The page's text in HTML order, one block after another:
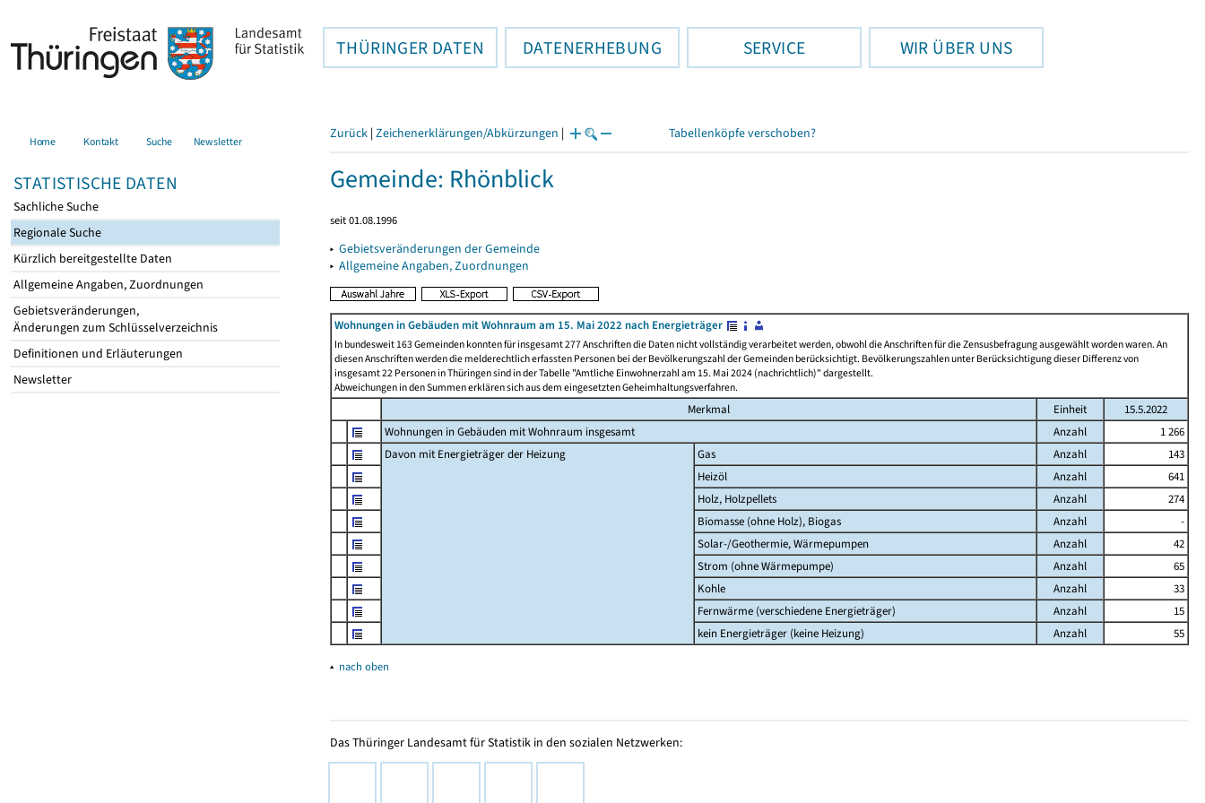
THÜRINGER DATEN DATENERHEBUNG SERVICE WIR ÜBER UNS
Home Kontakt Suche Newsletter
STATISTISCHE DATEN
Sachliche Suche
Regionale Suche
Kürzlich bereitgestellte Daten
Allgemeine Angaben, Zuordnungen
Gebietsveränderungen,
Änderungen zum Schlüsselverzeichnis
Definitionen und Erläuterungen
Newsletter
Zurück | Zeichenerklärungen/Abkürzungen | Tabellenköpfe verschoben?
Gemeinde: Rhönblick
seit 01.08.1996
▸ Gebietsveränderungen der Gemeinde
▸ Allgemeine Angaben, Zuordnungen
Wohnungen in Gebäuden mit Wohnraum am 15. Mai 2022 nach Energieträger
In bundesweit 163 Gemeinden konnten für insgesamt 277 Anschriften die Daten nicht vollständig verarbeitet werden, obwohl die Anschriften für die Zensusbefragung ausgewählt worden waren. An
diesen Anschriften werden die melderechtlich erfassten Personen bei der Bevölkerungszahl der Gemeinden berücksichtigt. Bevölkerungszahlen unter Berücksichtigung dieser Differenz von
insgesamt 22 Personen in Thüringen sind in der Tabelle "Amtliche Einwohnerzahl am 15. Mai 2024 (nachrichtlich)" dargestellt.
Abweichungen in den Summen erklären sich aus dem eingesetzten Geheimhaltungsverfahren.
Merkmal Einheit
15.5.2022
Wohnungen in Gebäuden mit Wohnraum insgesamt
Anzahl
1 266
Davon mit Energieträger der Heizung
Gas Anzahl
143
Heizöl
Anzahl
641
Holz, Holzpellets
Anzahl
274
Biomasse (ohne Holz), Biogas
Anzahl
-
Solar-/Geothermie, Wärmepumpen
Anzahl
42
Strom (ohne Wärmepumpe)
Anzahl
65
Kohle
Anzahl
33
Fernwärme (verschiedene Energieträger)
Anzahl
15
kein Energieträger (keine Heizung)
Anzahl 55
▴ nach oben
Das Thüringer Landesamt für Statistik in den sozialen Netzwerken: